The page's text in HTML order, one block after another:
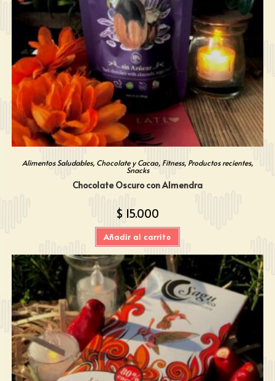
Alimentos Saludables, Chocolate y Cacao, Fitness, Productos recientes,
Snacks
Chocolate Oscuro con Almendra
$ 15.000
Añadir al carrito